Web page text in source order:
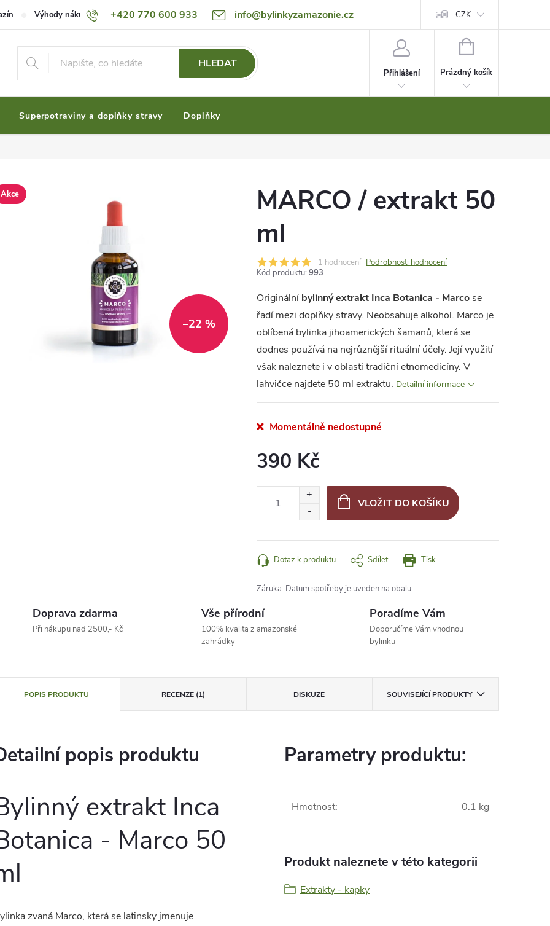
+420 770 600 933 info@bylinkyzamazonie.cz
Výhody nákupu u nás Ceník dopravy Možnosti plateb Reklamace Obchodní podmínky Ochrana osobních údajů
CZK
HLEDAT
Přihlášení
NÁKUPNÍ
Prázdný košík
Superpotraviny a doplňky stravy Doplňky
Akce
–22 %
MARCO / extrakt 50
ml
1 hodnocení Podrobnosti hodnocení
Kód produktu: 993
Originálníbylinný extrakt Inca Botanica - Marco se
řadí mezi doplňky stravy. Neobsahuje alkohol. Marco je
oblíbená bylinka jihoamerických šamanů, která se
dodnes používá na nejrůznější rituální účely. Její využití
však naleznete i v oblasti tradiční etnomedicíny. V
lahvičce najdete 50 ml extraktu. Detailní informace
Momentálně nedostupné
390 Kč
VLOŽIT DO KOŠÍKU
Tisk
Dotaz k produktu Sdílet
Záruka: Datum spotřeby je uveden na obalu
Doprava zdarma
Při nákupu nad 2500,- Kč
Vše přírodní
100% kvalita z amazonské
zahrádky
Poradíme Vám
Doporučíme Vám vhodnou
bylinku
POPIS PRODUKTU RECENZE (1) DISKUZE SOUVISEJÍCÍ PRODUKTY
popis produktu
extrakt Inca
- Marco 50
zvaná Marco, která se latinsky jmenuje
Parametry produktu:
Hmotnost: 0.1 kg
Produkt naleznete v této kategorii
Extrakty - kapky